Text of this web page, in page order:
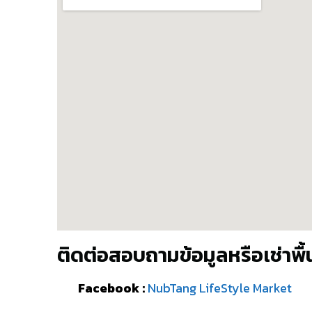
ติดต่อสอบถามข้อมูลหรือเช่า
Facebook :NubTang LifeStyle Market